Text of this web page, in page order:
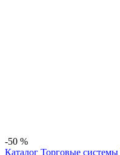
-50 %
Каталог Торговые системы